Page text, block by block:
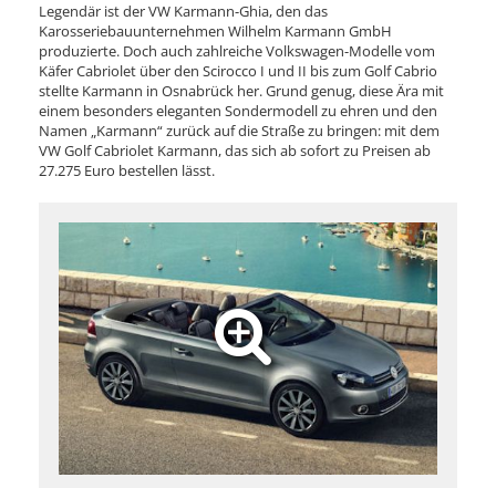
Legendär ist der VW Karmann-Ghia, den das
Karosseriebauunternehmen Wilhelm Karmann GmbH
produzierte. Doch auch zahlreiche Volkswagen-Modelle vom
Käfer Cabriolet über den Scirocco I und II bis zum Golf Cabrio
stellte Karmann in Osnabrück her. Grund genug, diese Ära mit
einem besonders eleganten Sondermodell zu ehren und den
Namen „Karmann“ zurück auf die Straße zu bringen: mit dem
VW Golf Cabriolet Karmann, das sich ab sofort zu Preisen ab
27.275 Euro bestellen lässt.